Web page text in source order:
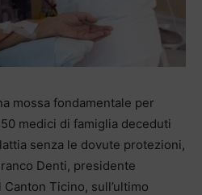
mossa fondamentale per
medici di famiglia deceduti
senza le dovute protezioni,
Denti, presidente
Ticino, sull’ultimo